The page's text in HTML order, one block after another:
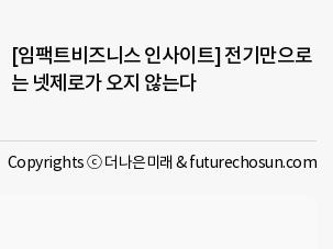
[임팩트비즈니스 인사이트] 전기만으로
는 넷제로가 오지 않는다
Copyrights ⓒ 더나은미래 & futurechosun.com